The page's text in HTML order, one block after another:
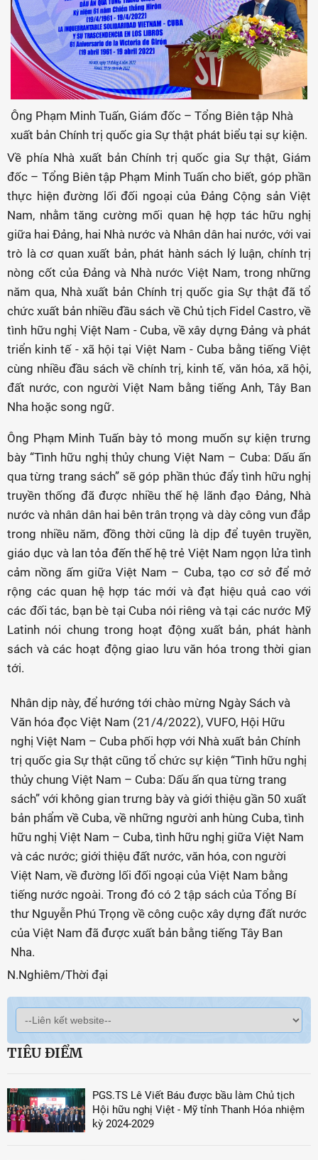
Ông Phạm Minh Tuấn, Giám đốc – Tổng Biên tập Nhà
xuất bản Chính trị quốc gia Sự thật phát biểu tại sự kiện.
Về phía Nhà xuất bản Chính trị quốc gia Sự thật, Giám
đốc – Tổng Biên tập Phạm Minh Tuấn cho biết, góp phần
thực hiện đường lối đối ngoại của Đảng Cộng sản Việt
Nam, nhằm tăng cường mối quan hệ hợp tác hữu nghị
giữa hai Đảng, hai Nhà nước và Nhân dân hai nước, với vai
trò là cơ quan xuất bản, phát hành sách lý luận, chính trị
nòng cốt của Đảng và Nhà nước Việt Nam, trong những
năm qua, Nhà xuất bản Chính trị quốc gia Sự thật đã tổ
chức xuất bản nhiều đầu sách về Chủ tịch Fidel Castro, về
tình hữu nghị Việt Nam - Cuba, về xây dựng Đảng và phát
triển kinh tế - xã hội tại Việt Nam - Cuba bằng tiếng Việt
cùng nhiều đầu sách về chính trị, kinh tế, văn hóa, xã hội,
đất nước, con người Việt Nam bằng tiếng Anh, Tây Ban
Nha hoặc song ngữ.
Ông Phạm Minh Tuấn bày tỏ mong muốn sự kiện trưng
bày “Tình hữu nghị thủy chung Việt Nam – Cuba: Dấu ấn
qua từng trang sách” sẽ góp phần thúc đẩy tình hữu nghị
truyền thống đã được nhiều thế hệ lãnh đạo Đảng, Nhà
nước và nhân dân hai bên trân trọng và dày công vun đắp
trong nhiều năm, đồng thời cũng là dịp để tuyên truyền,
giáo dục và lan tỏa đến thế hệ trẻ Việt Nam ngọn lửa tình
cảm nồng ấm giữa Việt Nam – Cuba, tạo cơ sở để mở
rộng các quan hệ hợp tác mới và đạt hiệu quả cao với
các đối tác, bạn bè tại Cuba nói riêng và tại các nước Mỹ
Latinh nói chung trong hoạt động xuất bản, phát hành
sách và các hoạt động giao lưu văn hóa trong thời gian
tới.
Nhân dịp này, để hướng tới chào mừng Ngày Sách và
Văn hóa đọc Việt Nam (21/4/2022), VUFO, Hội Hữu
nghị Việt Nam – Cuba phối hợp với Nhà xuất bản Chính
trị quốc gia Sự thật cũng tổ chức sự kiện “Tình hữu nghị
thủy chung Việt Nam – Cuba: Dấu ấn qua từng trang
sách” với không gian trưng bày và giới thiệu gần 50 xuất
bản phẩm về Cuba, về những người anh hùng Cuba, tình
hữu nghị Việt Nam – Cuba, tình hữu nghị giữa Việt Nam
và các nước; giới thiệu đất nước, văn hóa, con người
Việt Nam, về đường lối đối ngoại của Việt Nam bằng
tiếng nước ngoài. Trong đó có 2 tập sách của Tổng Bí
thư Nguyễn Phú Trọng về công cuộc xây dựng đất nước
của Việt Nam đã được xuất bản bằng tiếng Tây Ban
Nha.
N.Nghiêm/Thời đại
TIÊU ĐIỂM
PGS.TS Lê Viết Báu được bầu làm Chủ tịch
Hội hữu nghị Việt - Mỹ tỉnh Thanh Hóa nhiệm
kỳ 2024-2029